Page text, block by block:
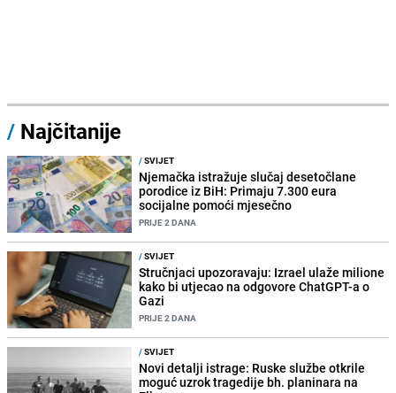
/ Najčitanije
/SVIJET
Njemačka istražuje slučaj desetočlane
porodice iz BiH: Primaju 7.300 eura
socijalne pomoći mjesečno
PRIJE 2 DANA
/SVIJET
Stručnjaci upozoravaju: Izrael ulaže milione
kako bi utjecao na odgovore ChatGPT-a o
Gazi
PRIJE 2 DANA
/SVIJET
Novi detalji istrage: Ruske službe otkrile
moguć uzrok tragedije bh. planinara na